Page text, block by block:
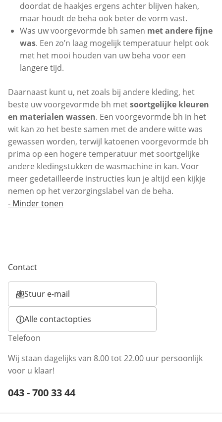
doordat de haakjes ergens achter blijven haken,
maar houdt de beha ook beter de vorm vast.
Was uw voorgevormde bh samen met andere fijne
was. Een zo’n laag mogelijk temperatuur helpt ook
met het mooi houden van uw beha voor een
langere tijd.
Daarnaast kunt u, net zoals bij andere kleding, het
beste uw voorgevormde bh metsoortgelijke kleuren
en materialen wassen. Een voorgevormde bh in het
wit kan zo het beste samen met de andere witte was
gewassen worden, terwijl katoenen voorgevormde bh
prima op een hogere temperatuur met soortgelijke
andere kledingstukken de wasmachine in kan. Voor
meer gedetailleerde instructies kun je altijd een kijkje
nemen op het verzorgingslabel van de beha.
- Minder tonen
Contact
Stuur e-mail
Opent e-mailclient
Alle contactopties
Telefoon
Wij staan dagelijks van 8.00 tot 22.00 uur persoonlijk
voor u klaar!
Telefoonnummer:
043 - 700 33 44